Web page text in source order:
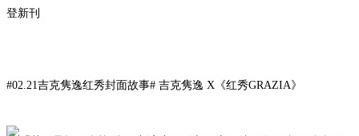
#02.21 吉克隽逸红秀封面故事# 吉克隽逸 X 《红秀GRAZIA》